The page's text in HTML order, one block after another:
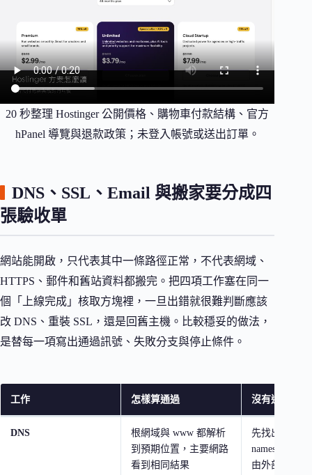
20 秒整理 Hostinger 公開價格、購物車付款結構、官方
hPanel 導覽與退款政策；未登入帳號或送出訂單。
DNS、SSL、Email 與搬家要分成四
張驗收單
網站能開啟，只代表其中一條路徑正常，不代表網域、
HTTPS、郵件和舊站資料都搬完。把四項工作塞在同一
個「上線完成」核取方塊裡，一旦出錯就很難判斷應該
改 DNS、重裝 SSL，還是回舊主機。比較穩妥的做法，
是替每一項寫出通過訊號、失敗分支與停止條件。
工作 怎樣算通過 沒有通過時
DNS
根網域與 www 都解析
到預期位置，主要網路
看到相同結果
先找出目前生
nameservers
由外部平台